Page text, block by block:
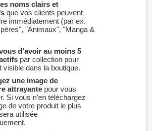
noms clairs et
que vos clients peuvent
immédiatement (par ex.
"Animaux", "Manga &
d’avoir au moins 5
par collection pour
visible dans la boutique.
une image de
attrayante pour vous
Si vous n’en téléchargez
de votre produit le plus
utilisée